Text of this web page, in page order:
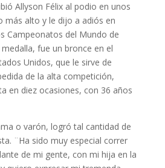
Allyson Félix al podio en unos
más alto y le dijo a adiós en
Campeonatos del Mundo de
fue un bronce en el
Unidos, que le sirve de
de la alta competición,
en diez ocasiones, con 36 años
o varón, logró tal cantidad de
¨Ha sido muy especial correr
de mi gente, con mi hija en la